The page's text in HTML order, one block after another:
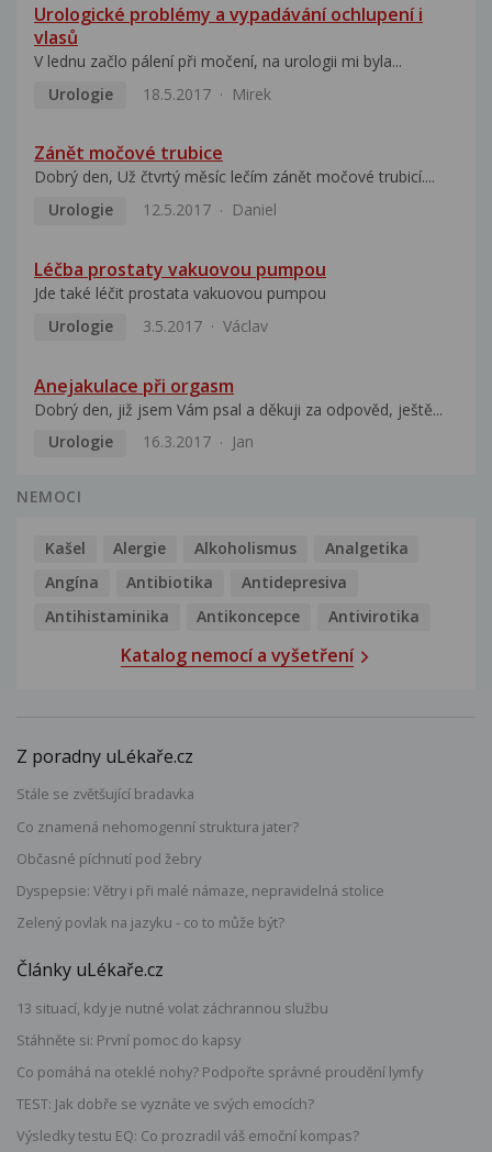
Urologické problémy a vypadávání ochlupení i
vlasů
V lednu začlo pálení při močení, na urologii mi byla...
Urologie
18.5.2017 Mirek
Zánět močové trubice
Dobrý den, Už čtvrtý měsíc lečím zánět močové trubicí....
Urologie
12.5.2017 Daniel
Léčba prostaty vakuovou pumpou
Jde také léčit prostata vakuovou pumpou
Urologie
3.5.2017 Václav
Anejakulace při orgasm
Dobrý den, již jsem Vám psal a děkuji za odpověd, ještě...
Urologie
16.3.2017 Jan
NEMOCI
Kašel Alergie Alkoholismus
Analgetika
Angína
Antibiotika
Antidepresiva
Antihistaminika
Antikoncepce Antivirotika
Katalog nemocí a vyšetření
Z poradny uLékaře.cz
Stále se zvětšující bradavka
Co znamená nehomogenní struktura jater?
Občasné píchnutí pod žebry
Dyspepsie: Větry i při malé námaze, nepravidelná stolice
Zelený povlak na jazyku - co to může být?
Články uLékaře.cz
13 situací, kdy je nutné volat záchrannou službu
Stáhněte si: První pomoc do kapsy
Co pomáhá na oteklé nohy? Podpořte správné proudění lymfy
TEST: Jak dobře se vyznáte ve svých emocích?
Výsledky testu EQ: Co prozradil váš emoční kompas?